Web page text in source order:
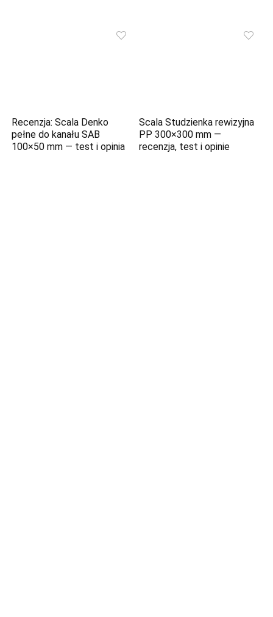
Recenzja: Scala Denko
pełne do kanału SAB
100×50 mm — test i opinia
Scala Studzienka rewizyjna
PP 300×300 mm —
recenzja, test i opinie